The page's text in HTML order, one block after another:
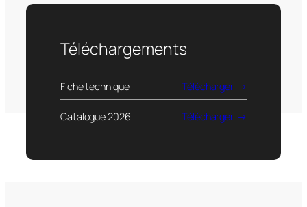
Téléchargements
Fiche technique Télécharger
Catalogue 2026 Télécharger